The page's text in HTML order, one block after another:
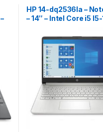
HP 14-dq2536la –
– 14″ – Intel Core i5 I5-
Home – Silver –
year warranty – 8GB